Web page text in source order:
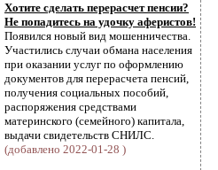
Хотите сделать перерасчет пенсии?
Не попадитесь на удочку аферистов!
Появился новый вид мошенничества.
Участились случаи обмана населения
при оказании услуг по оформлению
документов для перерасчета пенсий,
получения социальных пособий,
распоряжения средствами
материнского (семейного) капитала,
выдачи свидетельств СНИЛС.
(добавлено 2022-01-28 )